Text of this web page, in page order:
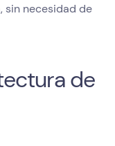
sin necesidad de
de